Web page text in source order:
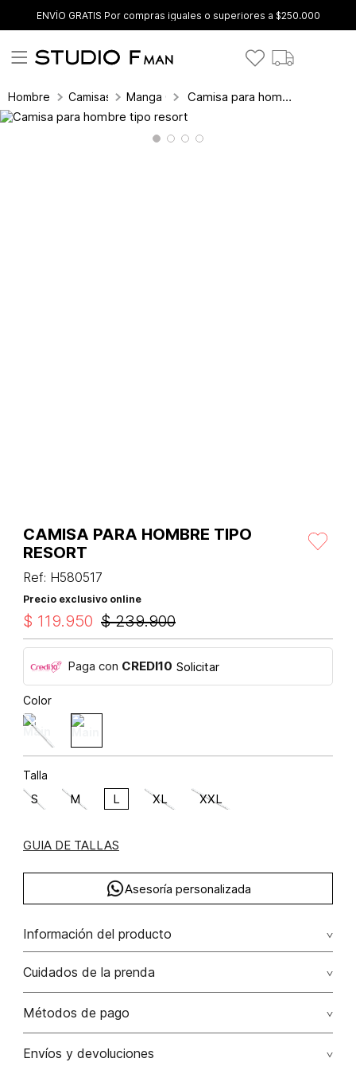
ENVÍO GRATIS Por compras iguales o superiores a $250.000
Hombre Camisas Manga Corta Camisa para hombre tipo resort
CAMISA PARA HOMBRE TIPO
RESORT
Ref: H580517
Precio exclusivo online
$ 239.900
$ 119.950
Paga con CREDI10 Solicitar
Color
Talla
S M L XL XXL
GUIA DE TALLAS
Asesoría personalizada
Información del producto
lino 55% viscosa 45% 55.00% lino/linen45.00%
viscosa/viscose
Cuidados de la prenda
Lavar a mano por separado / no dejar en remojo / no
Métodos de pago
Tarjetas de crédito: Visa, Dinners, Master Card y American
Envíos y devoluciones